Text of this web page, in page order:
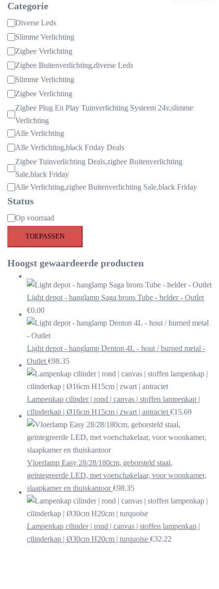
Categorie
Categorie
Diverse Leds
Slimme Verlichting
Zigbee Verlichting
Zigbee Buitenverlichting,diverse Leds
Slimme Verlichting
Zigbee Verlichting
Zigbee Plug En Play Tuinverlichting Systeem 24v,slimme
Verlichting
Alle Verlichting
Alle Verlichting,black Friday Deals
Zigbee Tuinverlichting Deals,zigbee Buitenverlichting
Sale,black Friday
Alle Verlichting,zigbee Buitenverlichting Sale,black Friday
Status
Beschikbaarheid
Op voorraad
TOEPASSEN
Hoogst gewaardeerde producten
Light depot - hanglamp Saga brons Tube - helder - Outlet
€0.00
Light depot - hanglamp Denton 4L - hout / burned metal -
Outlet €98.35
Lampenkap cilinder | rond | canvas | stoffen lampenkap |
cilinderkap | Ø16cm H15cm | zwart | antraciet €15.69
Vloerlamp Easy 28/28/180cm, geborsteld staal,
geïntegreerde LED, met voetschakelaar, voor woonkamer,
slaapkamer en thuiskantoor €98.35
Lampenkap cilinder | rond | canvas | stoffen lampenkap |
cilinderkap | Ø30cm H20cm | turquoise €32.22